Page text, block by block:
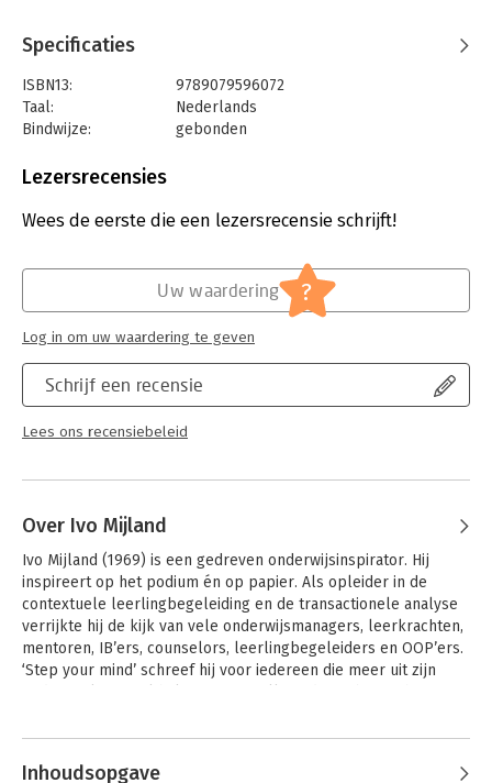
Specificaties
ISBN13:
9789079596072
Taal:
Nederlands
Bindwijze:
gebonden
Uitgever:
Verschijningsdatum:
1-10-2009
Lezersrecensies
Wees de eerste die een lezersrecensie schrijft!
Schrijf een recensie
Lees ons recensiebeleid
Uw waardering ?
Log in om uw waardering te geven
Over Ivo Mijland
Ivo Mijland (1969) is een gedreven onderwijsinspirator. Hij
inspireert op het podium én op papier. Als opleider in de
contextuele leerlingbegeleiding en de transactionele analyse
verrijkte hij de kijk van vele onderwijsmanagers, leerkrachten,
mentoren, IB’ers, counselors, leerlingbegeleiders en OOP’ers.
‘Step your mind’ schreef hij voor iedereen die meer uit zijn
your mind’ is het negentiende boek van de auteur.
Andere boeken door Ivo Mijland
Inhoudsopgave